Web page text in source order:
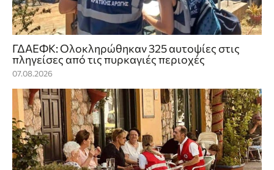
ΓΔΑΕΦΚ: Ολοκληρώθηκαν 325 αυτοψίες στις
πληγείσες από τις πυρκαγιές περιοχές
07.08.2026